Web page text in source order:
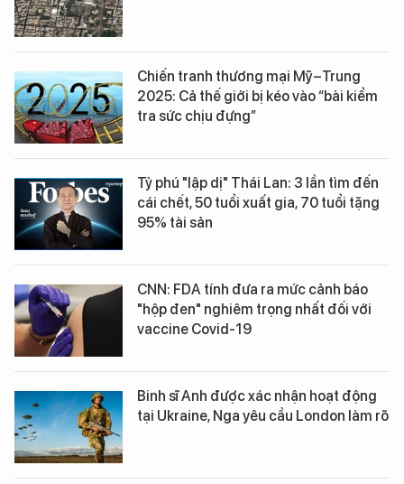
Chiến tranh thương mại Mỹ–Trung
2025: Cả thế giới bị kéo vào “bài kiểm
tra sức chịu đựng”
Tỷ phú "lập dị" Thái Lan: 3 lần tìm đến
cái chết, 50 tuổi xuất gia, 70 tuổi tặng
95% tài sản
CNN: FDA tính đưa ra mức cảnh báo
"hộp đen" nghiêm trọng nhất đối với
vaccine Covid-19
Binh sĩ Anh được xác nhận hoạt động
tại Ukraine, Nga yêu cầu London làm rõ